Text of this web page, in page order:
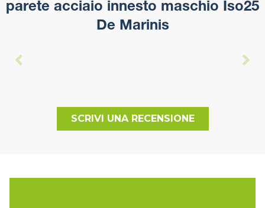
parete acciaio innesto maschio Iso25
De Marinis
SCRIVI UNA RECENSIONE